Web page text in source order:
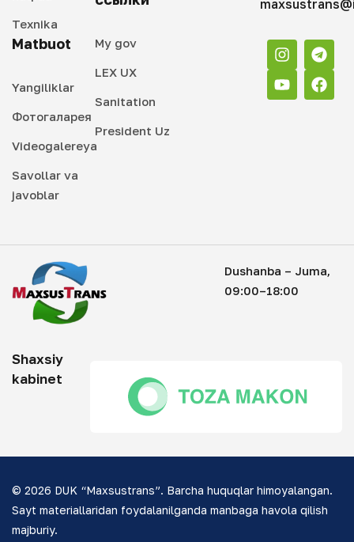
Texnika
Matbuot
Yangiliklar
Фотогаларея
Videogalereya
Savollar va
javoblar
My gov
LEX UX
Sanitation
President Uz
Dushanba – Juma,
09:00–18:00
Shaxsiy
kabinet
© 2026 DUK “Maxsustrans”. Barcha huquqlar himoyalangan.
Sayt materiallaridan foydalanilganda manbaga havola qilish
majburiy.